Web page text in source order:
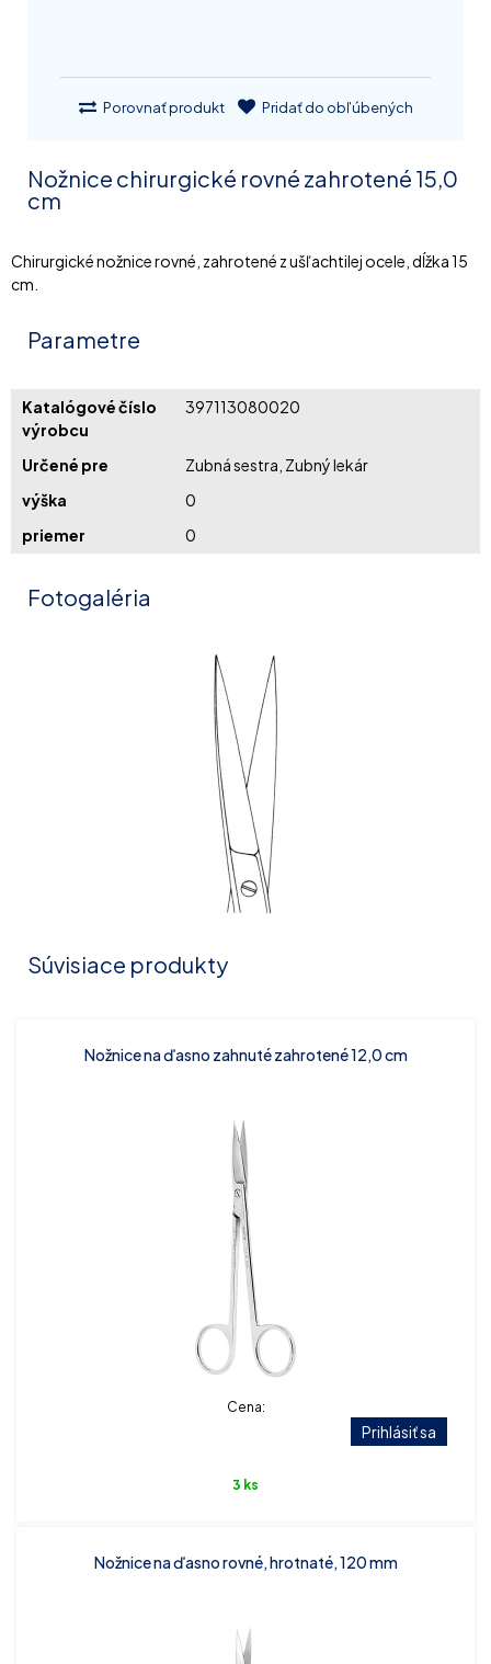
Porovnať produkt Pridať do obľúbených
Nožnice chirurgické rovné zahrotené 15,0
cm
Chirurgické nožnice rovné, zahrotené z ušľachtilej ocele, dĺžka 15
cm.
Parametre
Katalógové číslo
výrobcu
397113080020
Určené pre
Zubná sestra, Zubný lekár
výška
0
priemer
0
Fotogaléria
Súvisiace produkty
Nožnice na ďasno zahnuté zahrotené 12,0 cm
Cena:
Prihlásiť sa
3 ks
Nožnice na ďasno rovné, hrotnaté, 120 mm